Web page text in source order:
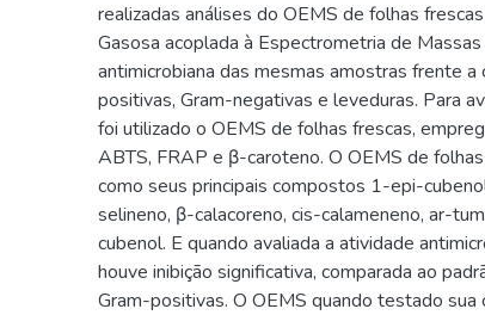
realizadas análises do OEMS de folhas
Gasosa acoplada à Espectrometria de
antimicrobiana das mesmas amostras frente
positivas, Gram-negativas e leveduras. Para
foi utilizado o OEMS de folhas frescas,
ABTS, FRAP e β-caroteno. O OEMS de
como seus principais compostos 1-epi-
selineno, β-calacoreno, cis-calameneno, ar-
cubenol. E quando avaliada a atividade
houve inibição significativa, comparada ao
Gram-positivas. O OEMS quando testado sua